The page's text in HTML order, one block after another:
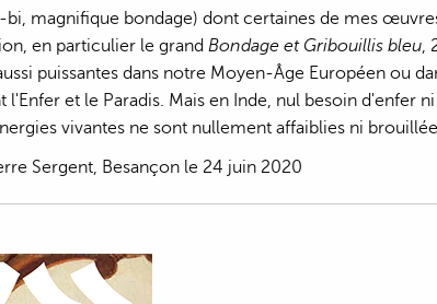
bi, magnifique bondage) dont certaines de mes
en particulier le grand Bondage et Gribouillis bleu,
puissantes dans notre Moyen-Âge Européen ou
l'Enfer et le Paradis. Mais en Inde, nul besoin d'enfer
vivantes ne sont nullement affaiblies ni
Sergent, Besançon le 24 juin 2020